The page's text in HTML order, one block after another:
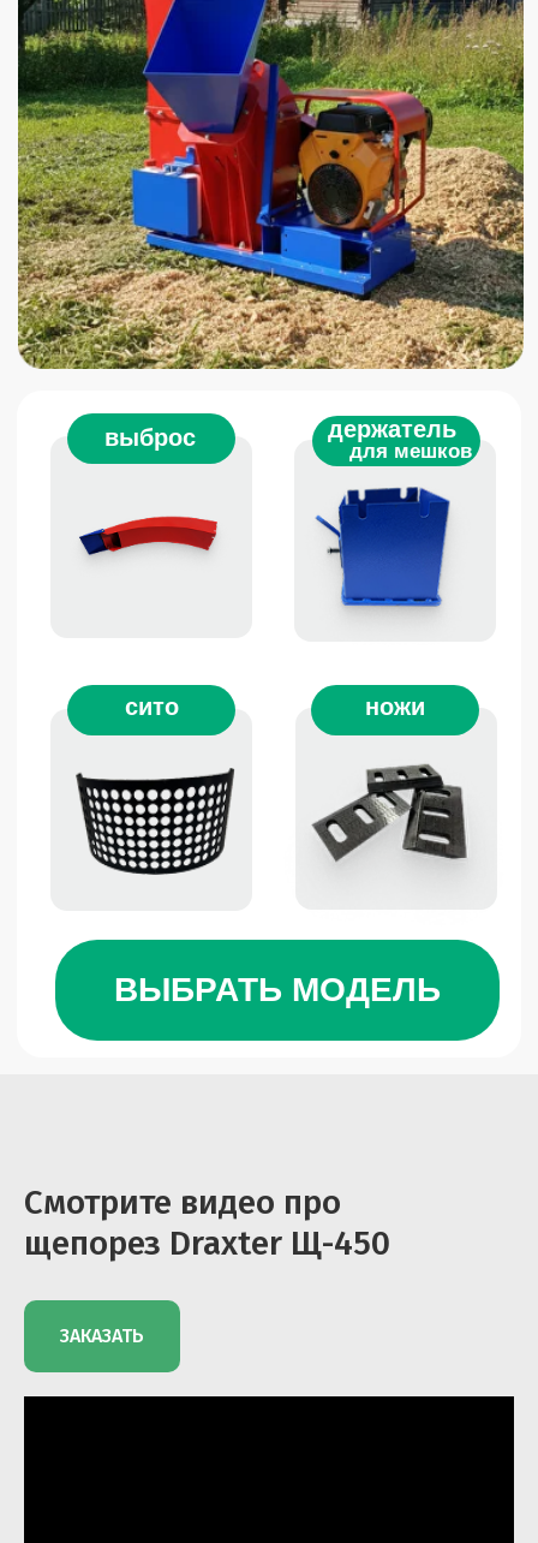
Смотрите видео про
щепорез Draxter Щ-450
ЗАКАЗАТЬ